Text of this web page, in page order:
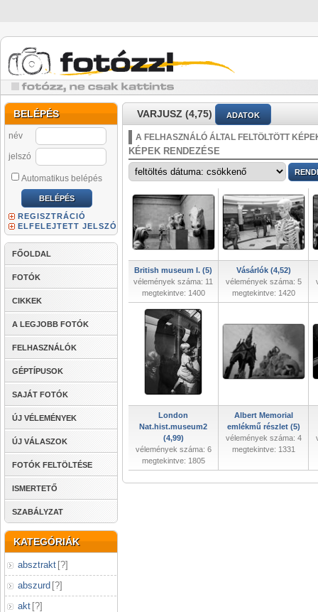
BELÉPÉS
név
jelszó
Automatikus belépés
REGISZTRÁCIÓ
ELFELEJTETT JELSZÓ
FŐOLDAL
FOTÓK
CIKKEK
A LEGJOBB FOTÓK
FELHASZNÁLÓK
GÉPTÍPUSOK
SAJÁT FOTÓK
ÚJ VÉLEMÉNYEK
ÚJ VÁLASZOK
FOTÓK FELTÖLTÉSE
ISMERTETŐ
SZABÁLYZAT
KATEGÓRIÁK
absztrakt [?]
abszurd [?]
akt [?]
VARJUSZ (4,75) ADATOK
A FELHASZNÁLÓ ÁLTAL FELTÖLTÖTT
KÉPEK RENDEZÉSE
British museum I. (5)
vélemények száma: 11
megtekintve: 1400
Vásárlók (4,52)
vélemények száma: 5
megtekintve: 1420
London
Nat.hist.museum2
(4,99)
vélemények száma: 6
megtekintve: 1805
Albert Memorial
emlékmű részlet (5)
vélemények száma: 4
megtekintve: 1331